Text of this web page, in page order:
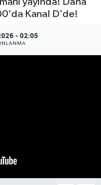
Kanal D'de!
- 02:05